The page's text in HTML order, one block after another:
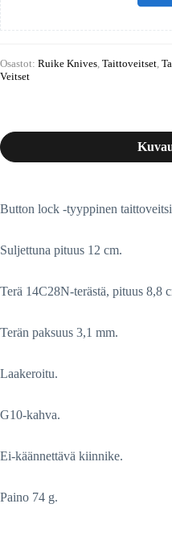
Osastot: Ruike Knives, Taittoveitset,
Veitset
Button lock -tyyppinen
Suljettuna pituus 12 cm.
Terä 14C28N-terästä, pituus 8,8
Terän paksuus 3,1 mm.
Laakeroitu.
G10-kahva.
Ei-käännettävä kiinnike.
Paino 74 g.